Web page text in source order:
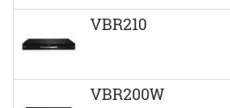
VBR210
VBR200W